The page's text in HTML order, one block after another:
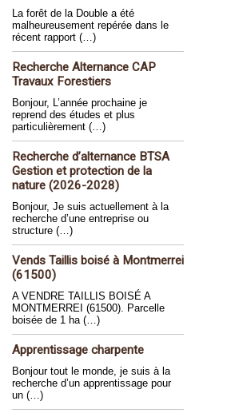
La forêt de la Double a été
malheureusement repérée dans le
récent rapport (…)
Recherche Alternance CAP
Travaux Forestiers
Bonjour, L’année prochaine je
reprend des études et plus
particulièrement (…)
Recherche d’alternance BTSA
Gestion et protection de la
nature (2026-2028)
Bonjour, Je suis actuellement à la
recherche d’une entreprise ou
structure (…)
Vends Taillis boisé à Montmerrei
(61500)
A VENDRE TAILLIS BOISÉ A
MONTMERREI (61500). Parcelle
boisée de 1 ha (…)
Apprentissage charpente
Bonjour tout le monde, je suis à la
recherche d’un apprentissage pour
un (…)